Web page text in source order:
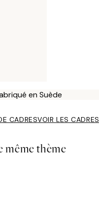
en Suède
CADRESVOIR LES CADRES
même thème